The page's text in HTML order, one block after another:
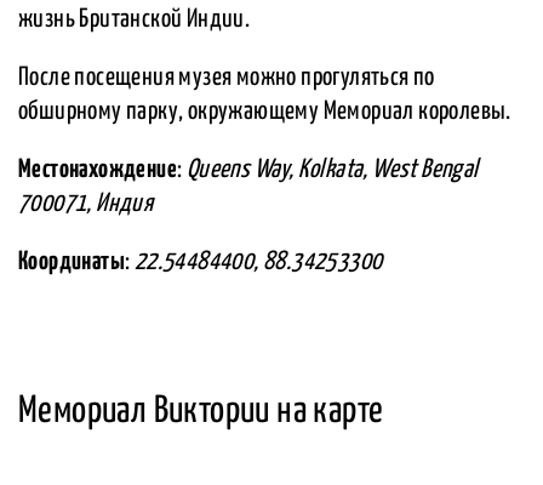
жизнь Британской Индии.
После посещения музея можно прогуляться по
обширному парку, окружающему Мемориал королевы.
Местонахождение: Queens Way, Kolkata, West Bengal
700071, Индия
Координаты: 22.54484400, 88.34253300
Мемориал Виктории на карте